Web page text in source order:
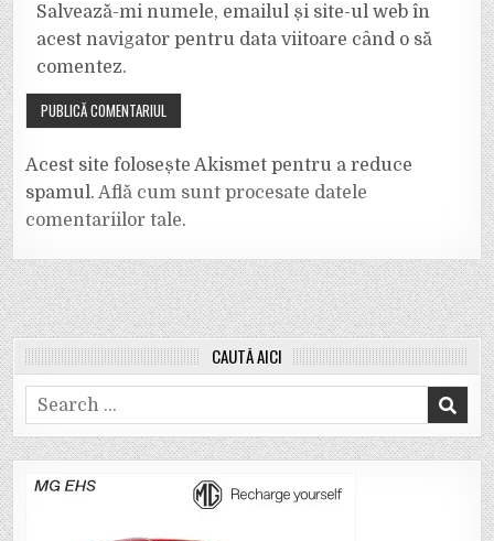
Salvează-mi numele, emailul și site-ul web în
acest navigator pentru data viitoare când o să
comentez.
Acest site folosește Akismet pentru a reduce
spamul.Află cum sunt procesate datele
comentariilor tale.
CAUTĂ AICI
Search
for: